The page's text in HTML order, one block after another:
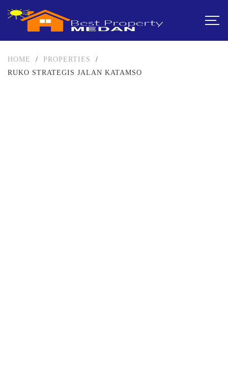
HOME / PROPERTIES
/
RUKO STRATEGIS JALAN KATAMSO